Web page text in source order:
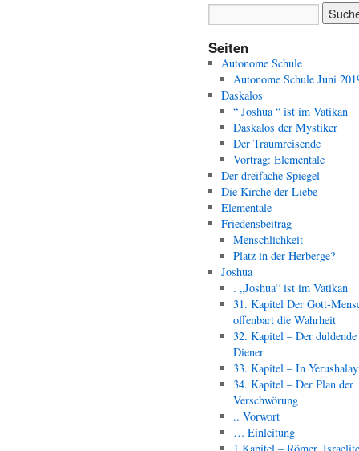
Seiten
Autonome Schule
Autonome Schule Juni
Daskalos
“ Joshua “ ist im Vatikan
Daskalos der Mystiker
Der Traumreisende
Vortrag: Elementale
Der dreifache Spiegel
Die Kirche der Liebe
Elementale
Friedensbeitrag
Menschlichkeit
Platz in der Herberge?
Joshua
. „Joshua“ ist im Vatikan
31. Kapitel Der Gott-
offenbart die Wahrheit
32. Kapitel – Der duldende
Diener
33. Kapitel – In
34. Kapitel – Der Plan der
Verschwörung
.. Vorwort
… Einleitung